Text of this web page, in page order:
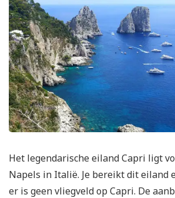
Het legendarische eiland Capri ligt
Napels in Italië. Je bereikt dit eiland
er is geen vliegveld op Capri. De